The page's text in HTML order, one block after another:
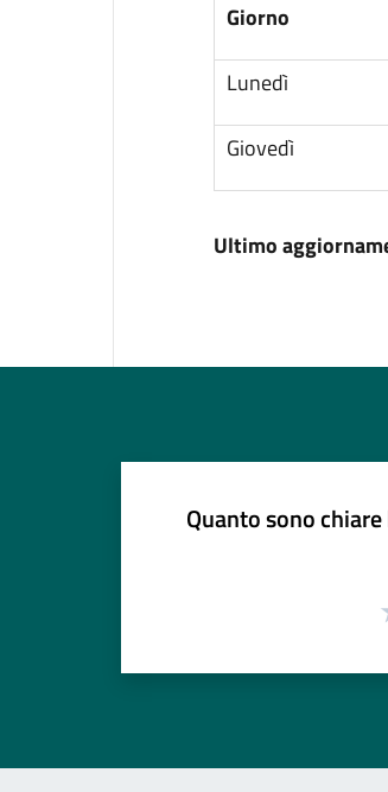
Giorno
Lunedì
Giovedì
Ultimo
Quanto sono